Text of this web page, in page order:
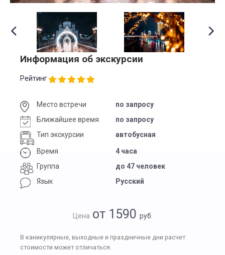
Информация об экскурсии
Рейтинг
Место встречи
по запросу
Ближайшее время
по запросу
Тип экскурсии
автобусная
Время
4 часа
Группа
до 47 человек
Язык
Русский
Цена от 1590 руб.
В каникулярные, выходные и праздничные дни расчет
стоимости может отличаться.